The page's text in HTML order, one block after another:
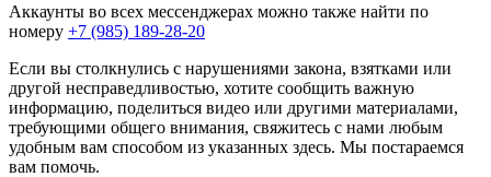
Аккаунты во всех мессенджерах можно также найти по
номеру +7 (985) 189-28-20
Если вы столкнулись с нарушениями закона, взятками или
другой несправедливостью, хотите сообщить важную
информацию, поделиться видео или другими материалами,
требующими общего внимания, свяжитесь с нами любым
удобным вам способом из указанных здесь. Мы постараемся
вам помочь.